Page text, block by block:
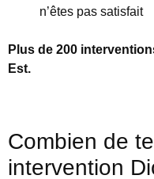
n’êtes pas satisfait
Plus de 200
Est.
Combien de
intervention